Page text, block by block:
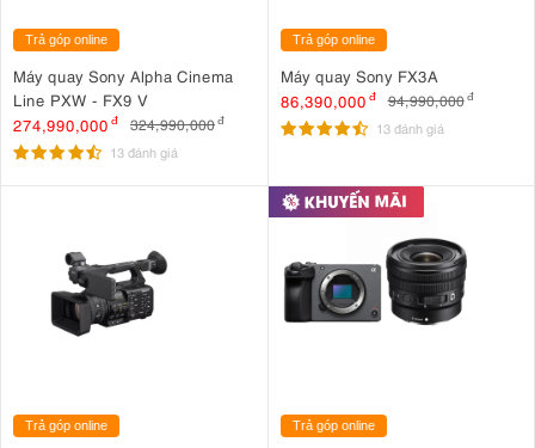
Trả góp online
Máy quay Sony Alpha Cinema
Line PXW - FX9 V
274,990,000 đ 324,990,000đ
13 đánh giá
Trả góp online
Máy quay Sony FX3A
86,390,000 đ 94,990,000 đ
13 đánh giá
Trả góp online Trả góp online